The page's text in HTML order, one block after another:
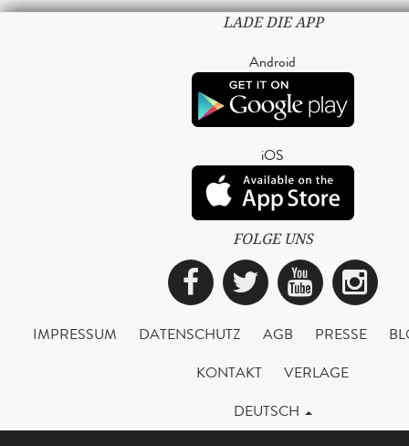
LADE DIE APP
Android
iOS
FOLGE UNS
Facebook
Twitter
IMPRESSUM DATENSCHUTZ AGB PRESSE
KONTAKT
VERLAGE
DEUTSCH